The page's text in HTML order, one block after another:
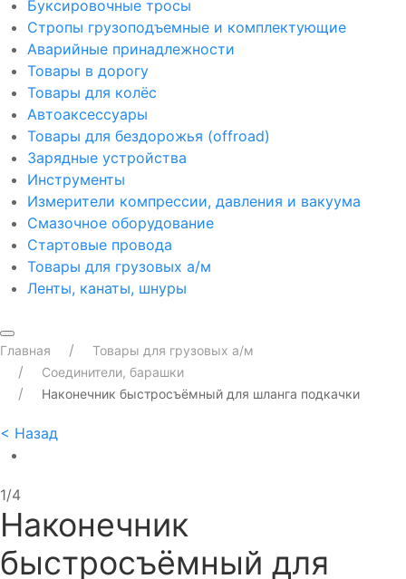
Буксировочные тросы
Стропы грузоподъемные и комплектующие
Аварийные принадлежности
Товары в дорогу
Товары для колёс
Автоаксессуары
Товары для бездорожья (offroad)
Зарядные устройства
Инструменты
Измерители компрессии, давления и вакуума
Смазочное оборудование
Стартовые провода
Товары для грузовых а/м
Ленты, канаты, шнуры
Главная
Товары для грузовых а/м
Соединители, барашки
Наконечник быстросъёмный для шланга подкачки
< Назад
1/4
Наконечник
быстросъёмный для